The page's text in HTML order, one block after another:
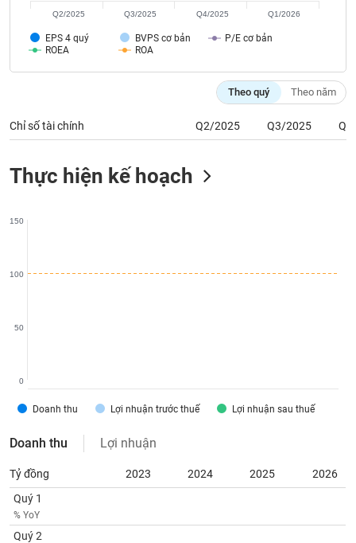
EPS 4 quý BVPS cơ bản
P/E cơ bản
ROEA
ROA
Q2/2025 Q3/2025 Q4/2025 Q1/2026
Theo quý Theo năm
Chỉ số tài chính Q2/2025 Q3/2025
Thực hiện kế hoạch
Doanh thu Lợi nhuận trước thuế Lợi nhuận sau thuế
0
50
100
150
Doanh thu Lợi nhuận
Tỷ đồng 2023 2024 2025
2026
Quý 1
% YoY
Quý 2
cáo
phân
Thuật
ngữ
vụ
(-)
Đào
chính
Công
cụ
đầu
tư